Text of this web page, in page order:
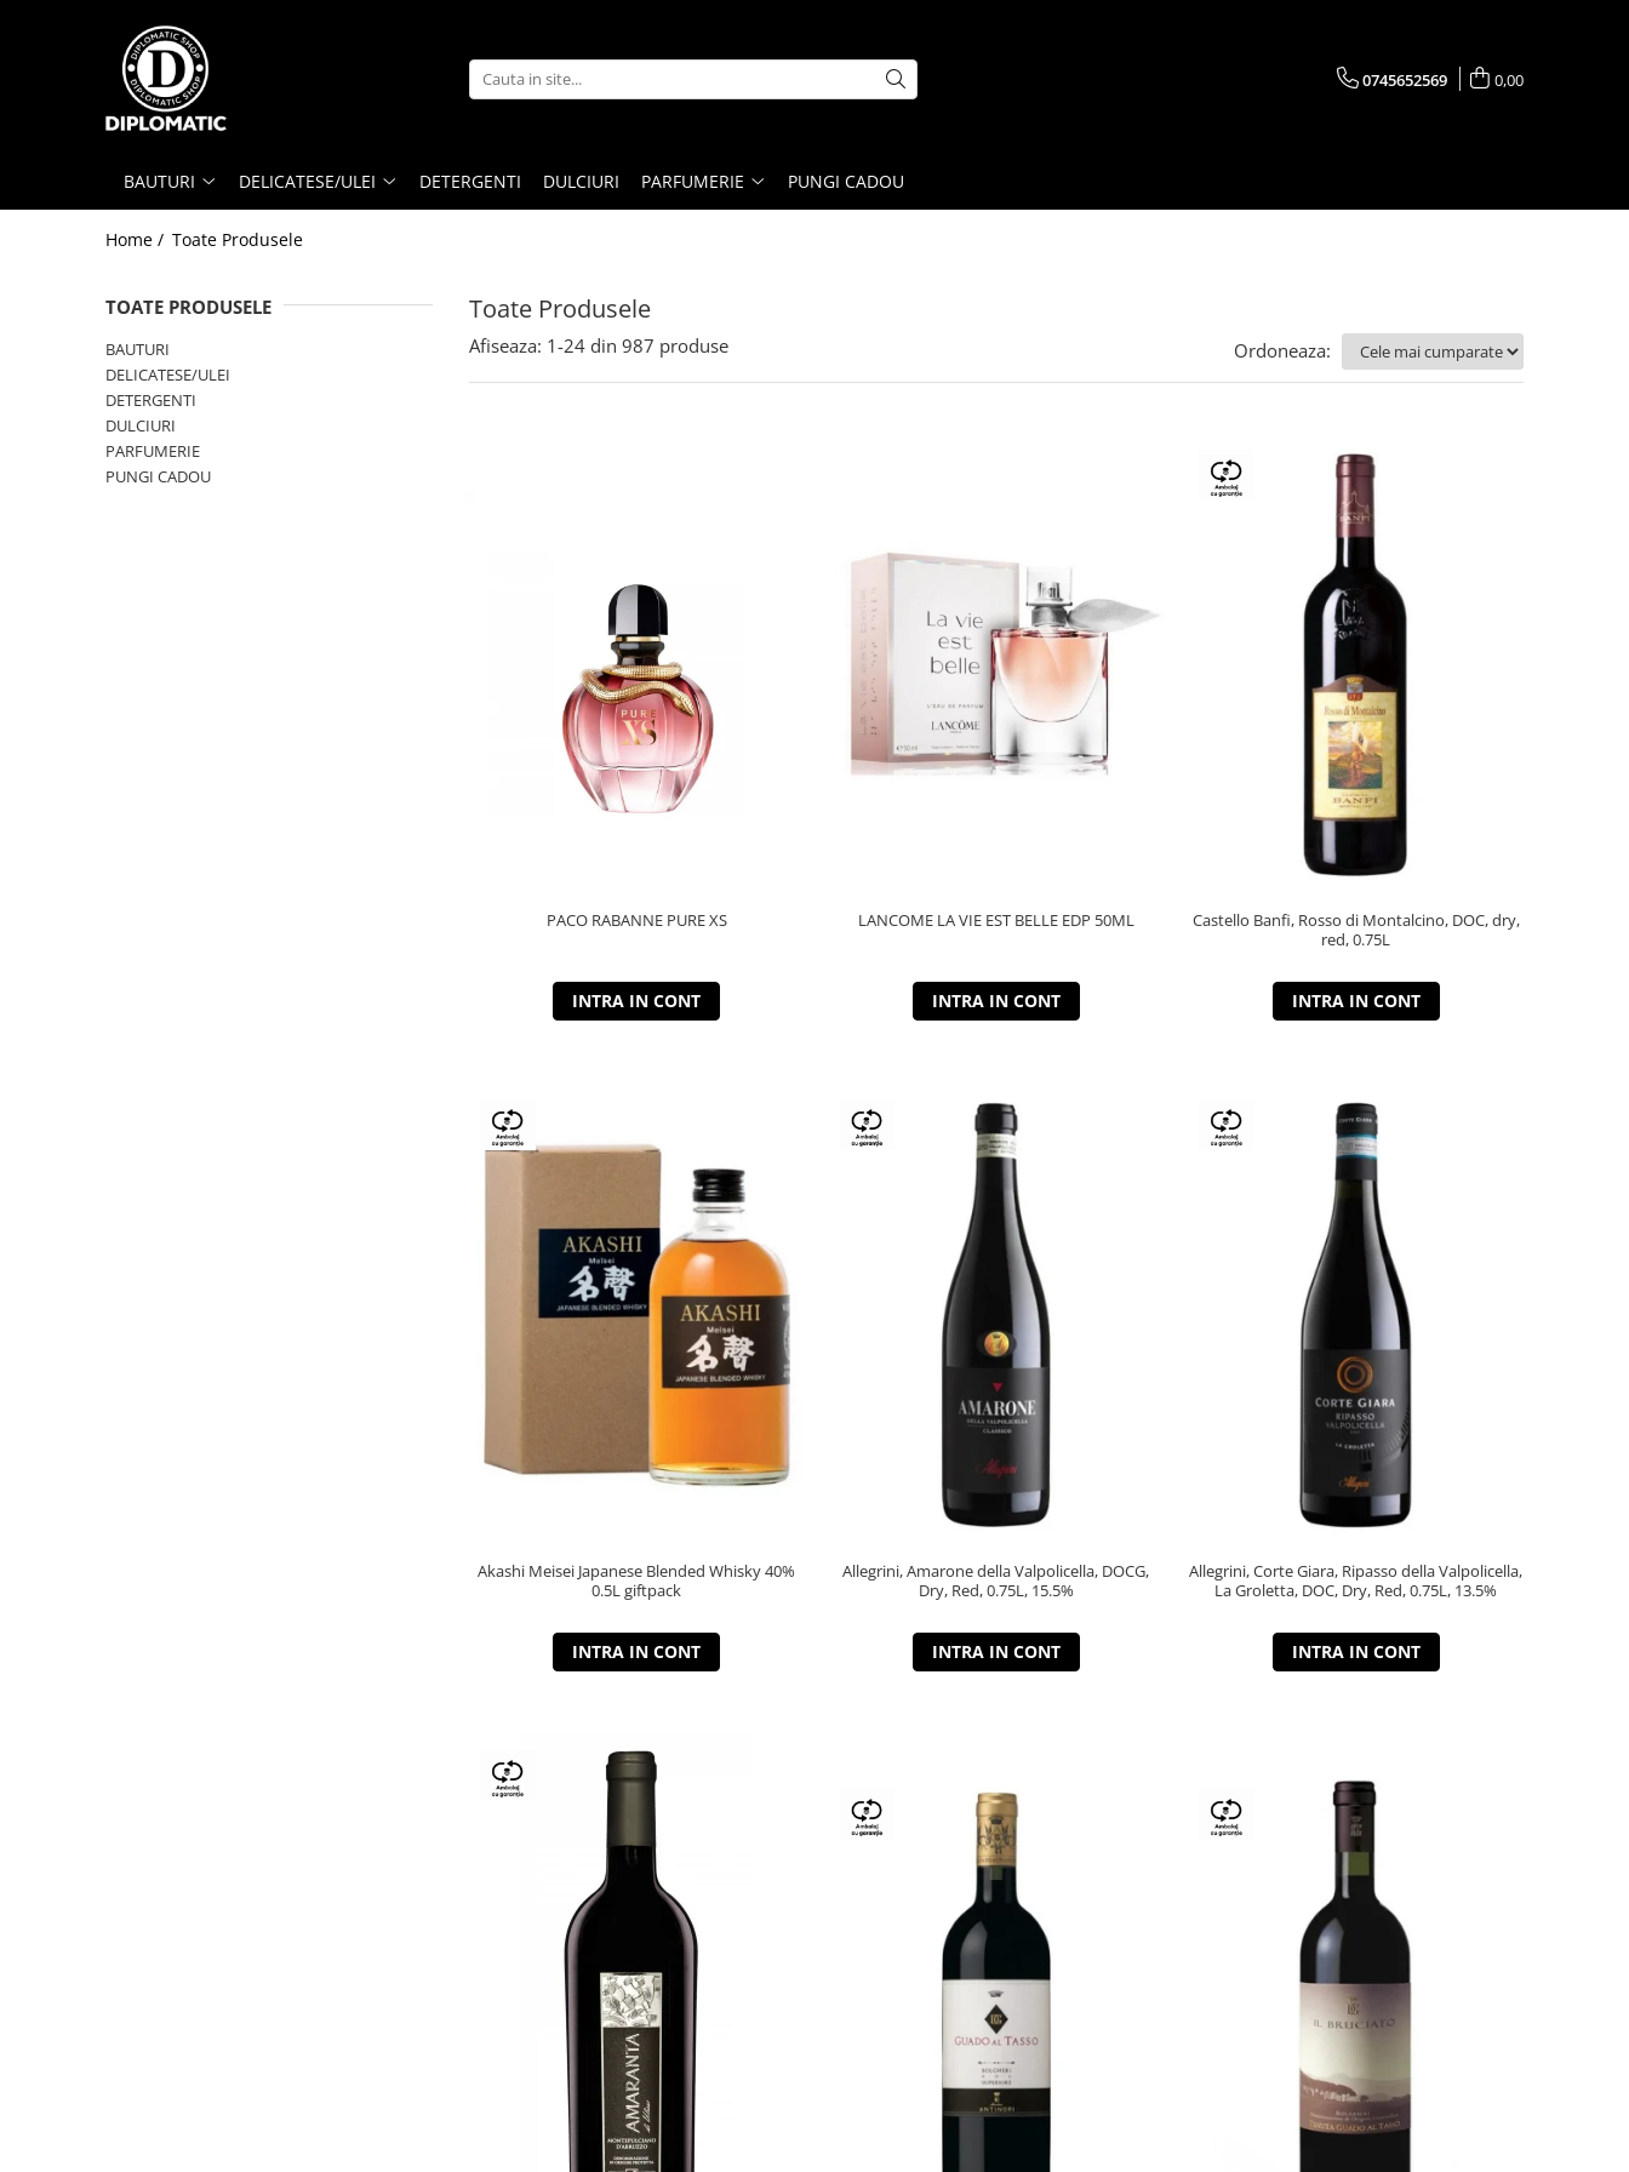
DELICATESE/ULEI
PARFUMERIE
DEODORANTE
0745652569 0,00
BAUTURI DELICATESE/ULEI DETERGENTI DULCIURI PARFUMERIE PUNGI CADOU
Home / Toate Produsele
Toate Produsele
TOATE PRODUSELE
BAUTURI
DELICATESE/ULEI
DETERGENTI
DULCIURI
PARFUMERIE
PUNGI CADOU
Afiseaza: 1-24 din 987 produse Ordoneaza:
PACO RABANNE PURE XS
INTRA IN CONT
LANCOME LA VIE EST BELLE EDP 50ML
INTRA IN CONT
Castello Banfi, Rosso di Montalcino, DOC, dry,
red, 0.75L
INTRA IN CONT
Akashi Meisei Japanese Blended Whisky 40%
0.5L giftpack
INTRA IN CONT
Allegrini, Amarone della Valpolicella, DOCG,
Dry, Red, 0.75L, 15.5%
INTRA IN CONT
Allegrini, Corte Giara, Ripasso della Valpolicella,
La Groletta, DOC, Dry, Red, 0.75L, 13.5%
INTRA IN CONT